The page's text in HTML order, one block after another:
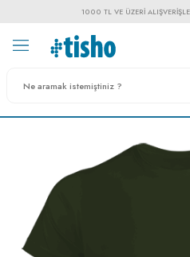
1000 TL VE ÜZERI